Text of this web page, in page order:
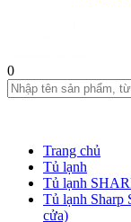
0
Trang chủ
Tủ lạnh
Tủ lạnh
Tủ lạnh Sharp
cửa)